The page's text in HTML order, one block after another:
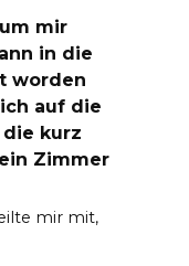
mir
in die
worden
auf die
die kurz
Zimmer
mir mit,